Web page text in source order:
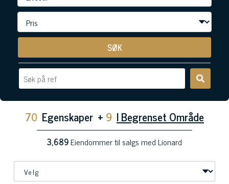
SØK
70 Egenskaper + 9 I Begrenset Område
3,689Eiendommer til salgs med Lionard